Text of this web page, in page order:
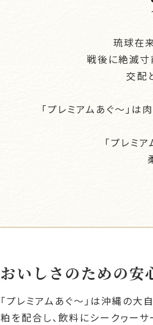
琉球在
戦後に絶滅寸
交配
「プレミアムあぐ～」
「プレミ
おいしさのための安
「プレミアムあぐ～」は沖縄の大
粕を配合し、飲料にシークヮー